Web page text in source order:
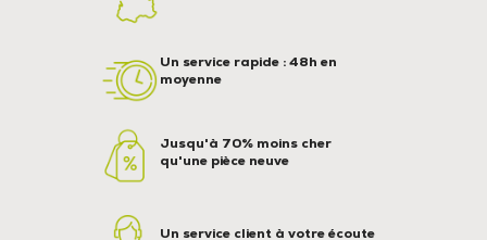
Un service rapide : 48h en
moyenne
Jusqu'à 70% moins cher
qu'une pièce neuve
Un service client à votre écoute